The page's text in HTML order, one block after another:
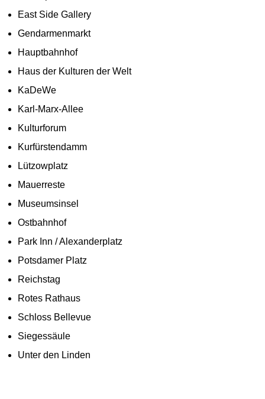
East Side Gallery
Gendarmenmarkt
Hauptbahnhof
Haus der Kulturen der Welt
KaDeWe
Karl-Marx-Allee
Kulturforum
Kurfürstendamm
Lützowplatz
Mauerreste
Museumsinsel
Ostbahnhof
Park Inn / Alexanderplatz
Potsdamer Platz
Reichstag
Rotes Rathaus
Schloss Bellevue
Siegessäule
Unter den Linden